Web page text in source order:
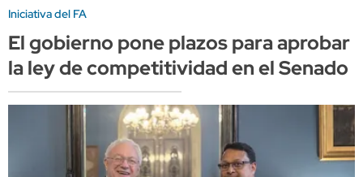
Iniciativa del FA
El gobierno pone plazos para aprobar
la ley de competitividad en el Senado